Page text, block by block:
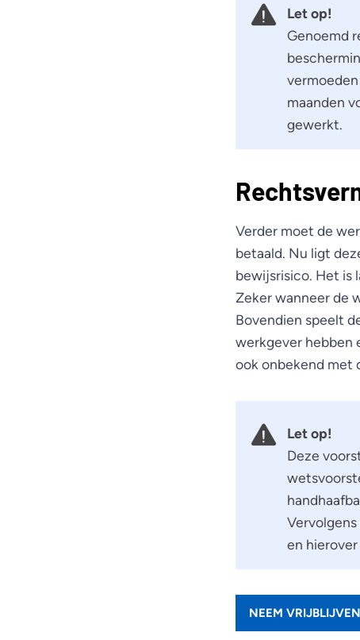
Let op!
Genoemd
maanden
gewerkt.
Verder moet de
betaald. Nu ligt
bewijsrisico. Het is
Zeker wanneer de
Bovendien speelt
werkgever hebben
ook onbekend met
Let op!
Deze
en
NEEM